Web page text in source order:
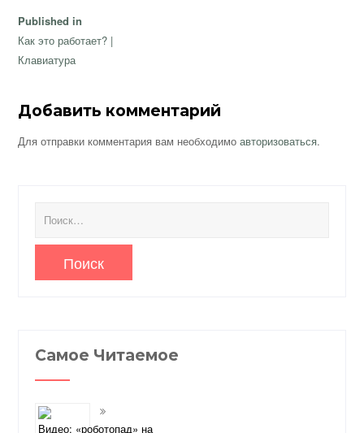
Навигация
по
записям
Published in
Как это работает? |
Клавиатура
Добавить комментарий
Для отправки комментария вам необходимоавторизоваться.
Самое Читаемое